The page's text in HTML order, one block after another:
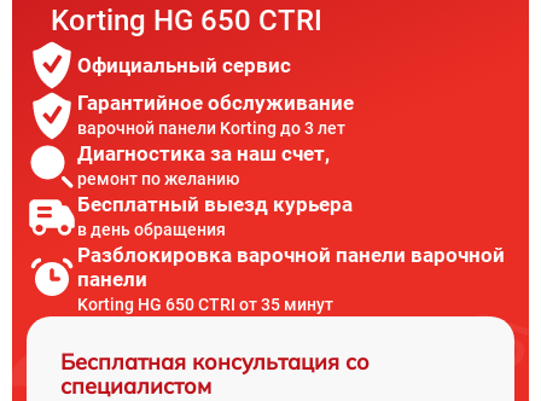
Korting HG 650 CTRI
Официальный сервис
Гарантийное обслуживание
варочной панели Korting до 3 лет
Диагностика за наш счет,
ремонт по желанию
Бесплатный выезд курьера
в день обращения
Разблокировка варочной панели варочной
панели
Korting HG 650 CTRI от 35 минут
Бесплатная консультация со
специалистом